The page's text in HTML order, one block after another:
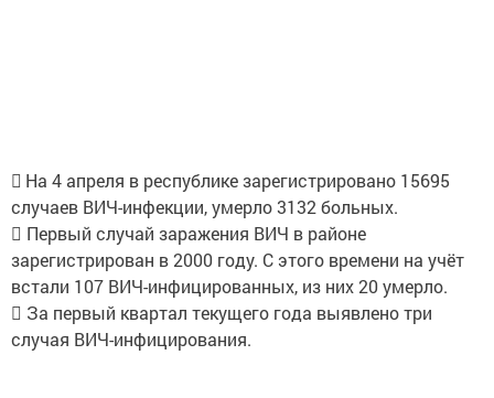
 На 4 апреля в республике зарегистрировано 15695
случаев ВИЧ-инфекции, умерло 3132 больных.
 Первый случай заражения ВИЧ в районе
зарегистрирован в 2000 году. С этого времени на учёт
встали 107 ВИЧ-инфицированных, из них 20 умерло.
 За первый квартал текущего года выявлено три
случая ВИЧ-инфицирования.